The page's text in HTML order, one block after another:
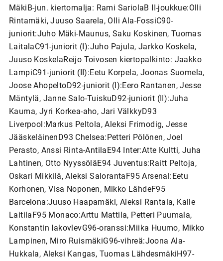
MäkiB-jun. kiertomalja: Rami SariolaB II-joukkue:Olli
Rintamäki, Juuso Saarela, Olli Ala-FossiC90-
juniorit:Juho Mäki-Maunus, Saku Koskinen, Tuomas
LaitalaC91-juniorit (I):Juho Pajula, Jarkko Koskela,
Juuso KoskelaReijo Toivosen kiertopalkinto: Jaakko
LampiC91-juniorit (II):Eetu Korpela, Joonas Suomela,
Joose AhopeltoD92-juniorit (I):Eero Rantanen, Jesse
Mäntylä, Janne Salo-TuiskuD92-juniorit (II):Juha
Kauma, Jyri Korkea-aho, Jari VälkkyD93
Liverpool:Markus Peltola, Aleksi Frimodig, Jesse
JääskeläinenD93 Chelsea:Petteri Pölönen, Joel
Perasto, Anssi Rinta-AntilaE94 Inter:Atte Kultti, Juha
Lahtinen, Otto NyyssöläE94 Juventus:Raitt Peltoja,
Oskari Mikkilä, Aleksi SalorantaF95 Arsenal:Eetu
Korhonen, Visa Noponen, Mikko LähdeF95
Barcelona:Juuso Haapamäki, Aleksi Rantala, Kalle
LaitilaF95 Monaco:Arttu Mattila, Petteri Puumala,
Konstantin IakovlevG96-oranssi:Miika Huumo, Mikko
Lampinen, Miro RuismäkiG96-vihreä:Joona Ala-
Hukkala, Aleksi Kangas, Tuomas LähdesmäkiH97-